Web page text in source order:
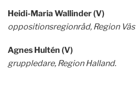
Heidi-Maria Wallinder (V)
oppositionsregionråd, Region
Agnes Hultén (V)
gruppledare, Region Halland.